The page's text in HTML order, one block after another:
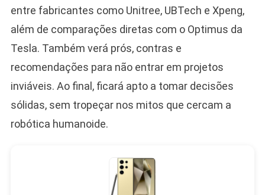
entre fabricantes como Unitree, UBTech e Xpeng,
além de comparações diretas com o Optimus da
Tesla. Também verá prós, contras e
recomendações para não entrar em projetos
inviáveis. Ao final, ficará apto a tomar decisões
sólidas, sem tropeçar nos mitos que cercam a
robótica humanoide.